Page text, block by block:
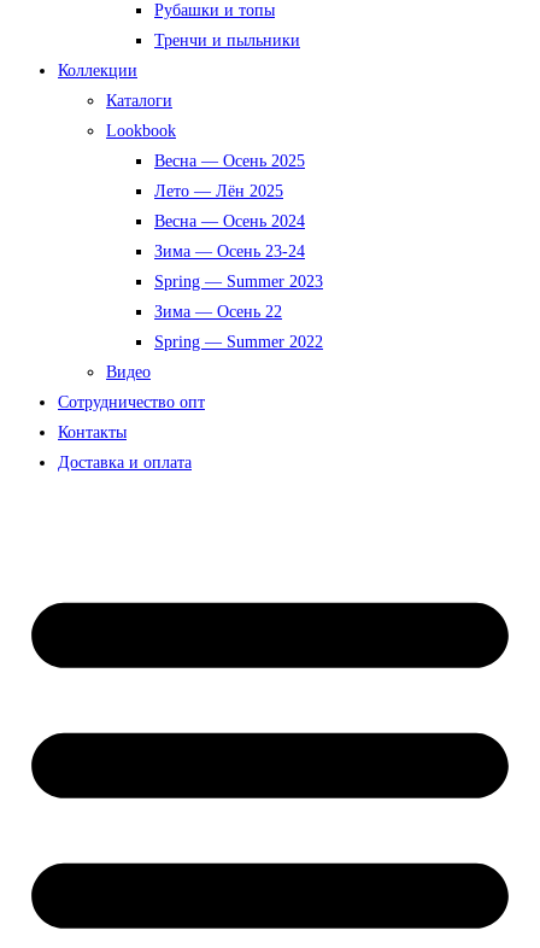
Рубашки и топы
Тренчи и пыльники
Коллекции
Каталоги
Lookbook
Весна — Осень 2025
Лето — Лён 2025
Весна — Осень 2024
Зима — Осень 23-24
Spring — Summer 2023
Зима — Осень 22
Spring — Summer 2022
Видео
Сотрудничество опт
Контакты
Доставка и оплата